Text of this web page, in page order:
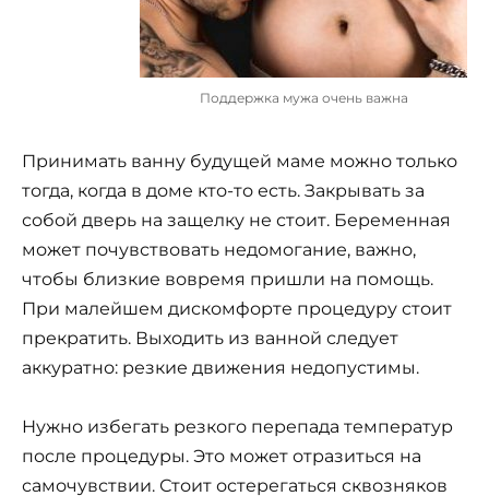
Поддержка мужа очень важна
Принимать ванну будущей маме можно только
тогда, когда в доме кто-то есть. Закрывать за
собой дверь на защелку не стоит. Беременная
может почувствовать недомогание, важно,
чтобы близкие вовремя пришли на помощь.
При малейшем дискомфорте процедуру стоит
прекратить. Выходить из ванной следует
аккуратно: резкие движения недопустимы.
Нужно избегать резкого перепада температур
после процедуры. Это может отразиться на
самочувствии. Стоит остерегаться сквозняков